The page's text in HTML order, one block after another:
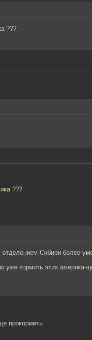
???
???
Сибири более
уже кормить этих
прокормить.